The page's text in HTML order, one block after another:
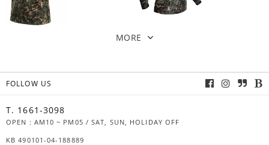
MORE
FOLLOW US
T. 1661-3098
OPEN : AM10 ~ PM05 / SAT, SUN, HOLIDAY OFF
KB 490101-04-188889